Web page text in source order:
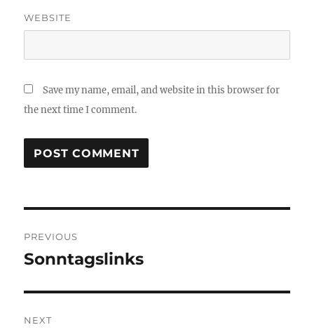
WEBSITE
Save my name, email, and website in this browser for
the next time I comment.
navigation
PREVIOUS
Previous
Sonntagslinks
NEXT